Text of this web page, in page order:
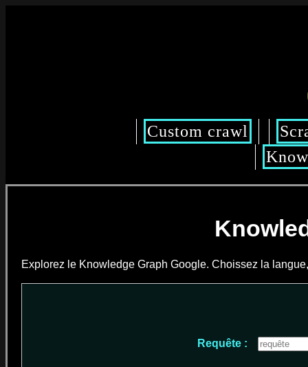
Custom crawl
Explorez le Knowledge Graph Google. Choissez la
Requête :